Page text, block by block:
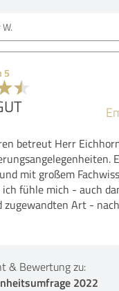
5
betreut Herr
mit großem
fühle mich - auch
zugewandten Art -
& Bewertung zu:
2022